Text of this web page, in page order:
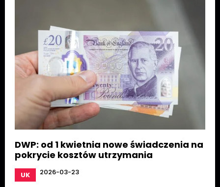
DWP: od 1 kwietnia nowe świadczenia na
pokrycie kosztów utrzymania
UK 2026-03-23